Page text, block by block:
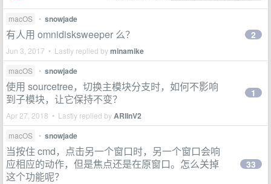
macOS • snowjade
有人用 omnidisksweeper 么？
Jun 3, 2017 • Lastly replied byminamike
2
macOS • snowjade
使用 sourcetree，切换主模块分支时，如何不影响
到子模块，让它保持不变？
Apr 27, 2018 • Lastly replied byARIInV2
1
macOS • snowjade
当按住 cmd，点击另一个窗口时，另一个窗口会响
应相应的动作，但是焦点还是在原窗口。怎么关掉
这个功能呢？
33